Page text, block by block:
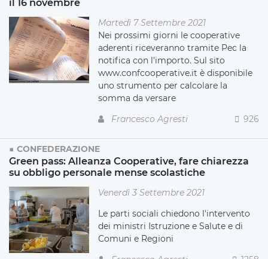
Martedì 7 Settembre 2021
Nei prossimi giorni le cooperative
aderenti riceveranno tramite Pec la
notifica con l'importo. Sul sito
www.confcooperative.it è disponibile
uno strumento per calcolare la
somma da versare
Francesco Agresti
926
CONFEDERAZIONE
Green pass: Alleanza Cooperative, fare chiarezza
su obbligo personale mense scolastiche
Venerdì 3 Settembre 2021
Le parti sociali chiedono l'intervento
dei ministri Istruzione e Salute e di
Comuni e Regioni